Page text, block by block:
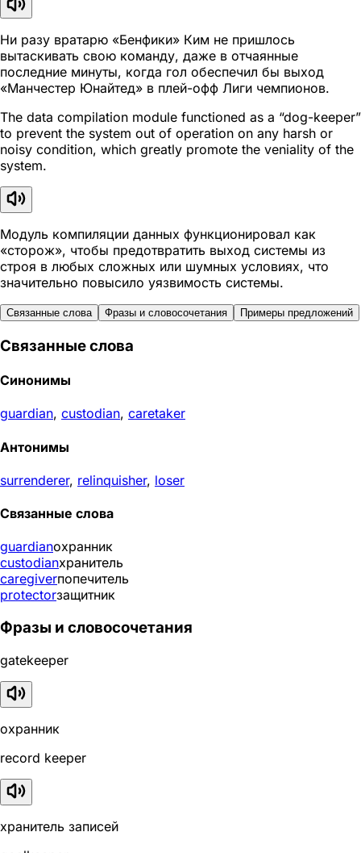
Ни разу вратарю «Бенфики» Ким не пришлось
вытаскивать свою команду, даже в отчаянные
последние минуты, когда гол обеспечил бы выход
«Манчестер Юнайтед» в плей-офф Лиги чемпионов.
The data compilation module functioned as a “dog-keeper”
to prevent the system out of operation on any harsh or
noisy condition, which greatly promote the veniality of the
system.
Модуль компиляции данных функционировал как
«сторож», чтобы предотвратить выход системы из
строя в любых сложных или шумных условиях, что
значительно повысило уязвимость системы.
Связанные слова Фразы и словосочетания Примеры предложений
Связанные слова
Синонимы
guardian, custodian, caretaker
Антонимы
surrenderer, relinquisher, loser
Связанные слова
guardianохранник
custodianхранитель
caregiverпопечитель
protectorзащитник
Фразы и словосочетания
gatekeeper
охранник
record keeper
хранитель записей